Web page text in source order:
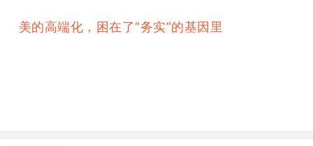
美的高端化，困在了“务实”的基因里